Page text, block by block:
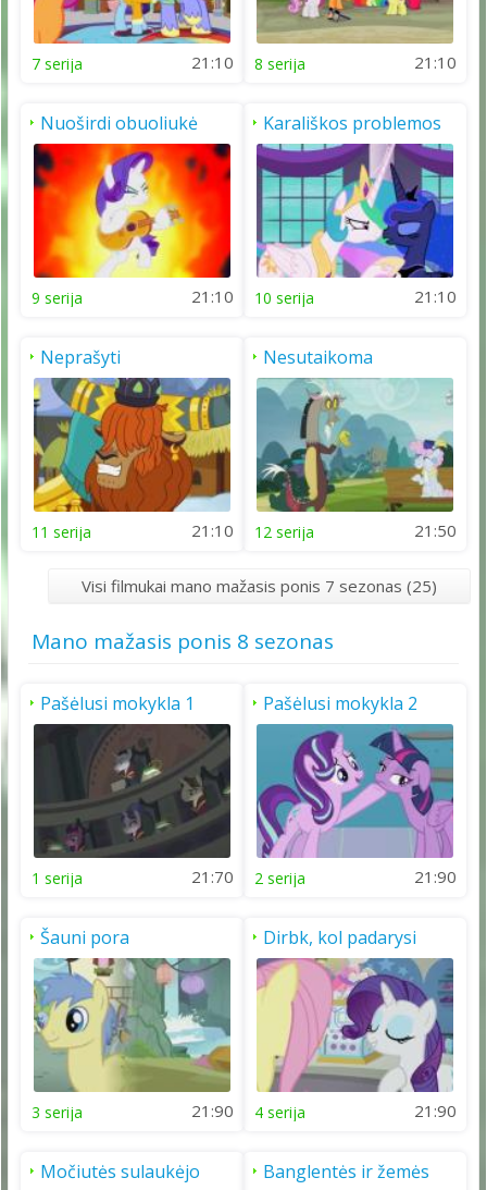
7 serija 21:10 8 serija 21:10
Nuoširdi obuoliukė
9 serija 21:10
Karališkos problemos
10 serija 21:10
Neprašyti
nemalonumai
11 serija 21:10
Nesutaikoma
harmonija
12 serija 21:50
Visi filmukai mano mažasis ponis 7 sezonas (25)
Mano mažasis ponis 8 sezonas
Pašėlusi mokykla 1
dalis
1 serija 21:70
Pašėlusi mokykla 2
dalis
2 serija 21:90
Šauni pora
3 serija 21:90
Dirbk, kol padarysi
4 serija 21:90
Močiutės sulaukėjo Banglentės ir žemės